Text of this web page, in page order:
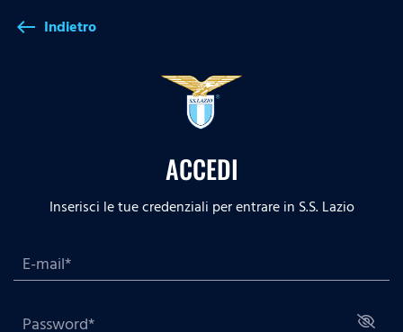
west Indietro
ACCEDI
Inserisci le tue credenziali per entrare in S.S. Lazio